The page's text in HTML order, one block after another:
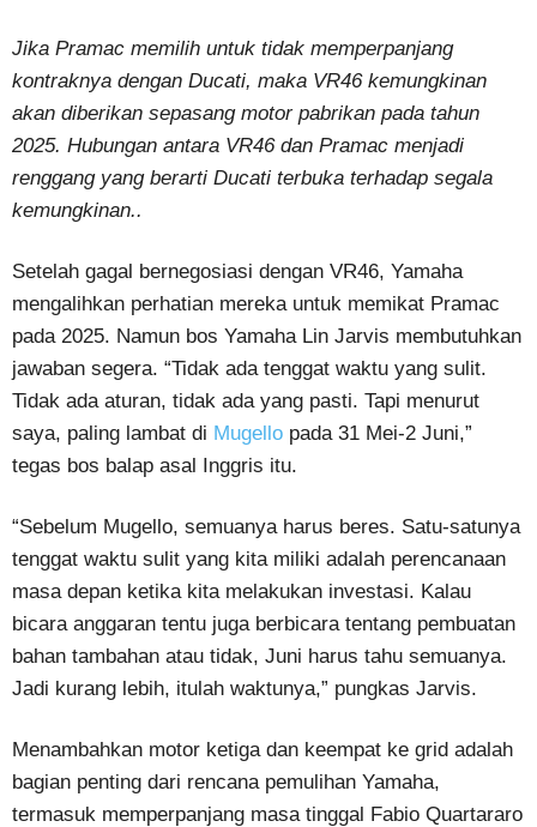
Jika Pramac memilih untuk tidak memperpanjang
kontraknya dengan Ducati, maka VR46 kemungkinan
akan diberikan sepasang motor pabrikan pada tahun
2025. Hubungan antara VR46 dan Pramac menjadi
renggang yang berarti Ducati terbuka terhadap segala
kemungkinan..
Setelah gagal bernegosiasi dengan VR46, Yamaha
mengalihkan perhatian mereka untuk memikat Pramac
pada 2025. Namun bos Yamaha Lin Jarvis membutuhkan
jawaban segera. “Tidak ada tenggat waktu yang sulit.
Tidak ada aturan, tidak ada yang pasti. Tapi menurut
saya, paling lambat di Mugello pada 31 Mei-2 Juni,”
tegas bos balap asal Inggris itu.
“Sebelum Mugello, semuanya harus beres. Satu-satunya
tenggat waktu sulit yang kita miliki adalah perencanaan
masa depan ketika kita melakukan investasi. Kalau
bicara anggaran tentu juga berbicara tentang pembuatan
bahan tambahan atau tidak, Juni harus tahu semuanya.
Jadi kurang lebih, itulah waktunya,” pungkas Jarvis.
Menambahkan motor ketiga dan keempat ke grid adalah
bagian penting dari rencana pemulihan Yamaha,
termasuk memperpanjang masa tinggal Fabio Quartararo